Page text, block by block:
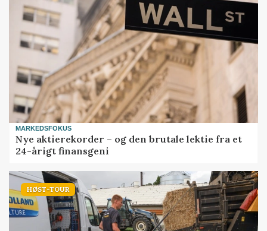
MARKEDSFOKUS
Nye aktierekorder – og den brutale lektie fra et
24-årigt finansgeni
HØST-TOUR